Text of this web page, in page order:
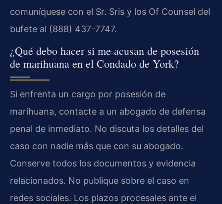
comuníquese con el Sr. Sris y los Of Counsel del
bufete al (888) 437-7747.
¿Qué debo hacer si me acusan de posesión
de marihuana en el Condado de York?
Si enfrenta un cargo por posesión de
marihuana, contacte a un abogado de defensa
penal de inmediato. No discuta los detalles del
caso con nadie más que con su abogado.
Conserve todos los documentos y evidencia
relacionados. No publique sobre el caso en
redes sociales. Los plazos procesales ante el